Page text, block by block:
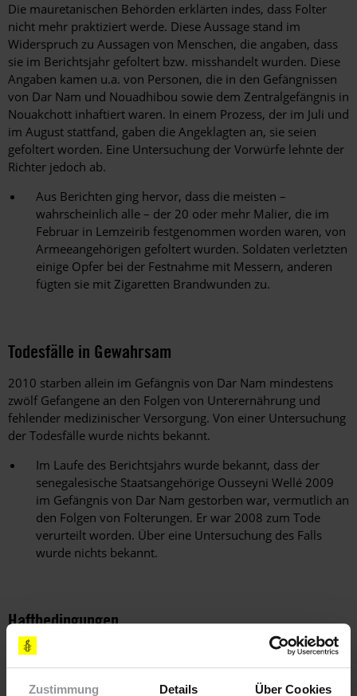
Zustimmung Details Über Cookies
Die mauretanischen Behörden erklärten indes, dass Folter
nicht mehr praktiziert werde. Diese Aussage stand im
Widerspruch zu Aussagen von Menschen, die angaben, dass
sie im Berichtsjahr gefoltert bzw. misshandelt wurden. Diese
Angaben kamen u.a. von Personen, die in den Gefängnissen
von Dar Nam und Nouadhibou sowie dem Zentralgefängnis in
Nouakchott inhaftiert waren. In einem Prozess, der im Juli und
im August stattfand, gaben die Angeklagten an, sie seien
gefoltert worden. Eine Untersuchung der Vorwürfe lehnte der
Richter jedoch ab.
Aus Berichten ging hervor, dass die meisten –
wahrscheinlich alle – der 20 oder mehr Malier, die im
Februar in Lemzeirib festgenommen worden waren, von
Armeeangehörigen gefoltert wurden. Soldaten verletzten
einige Opfer bei der Festnahme mit Messern, anderen
fügten sie mit Zigaretten Brandwunden zu.
Todesfälle in Gewahrsam
2010 starben allein im Gefängnis von Dar Nam mindestens
zwölf Gefangene an den Folgen von Unterernährung und
fehlender medizinischer Versorgung. Von einer Untersuchung
der Todesfälle wurde nichts bekannt.
Im Laufe des Berichtsjahrs wurde bekannt, dass der
senegalesische Staatsangehörige Ousseyni Wellé 2009
im Gefängnis von Dar Nam gestorben war, vermutlich an
den Folgen von Folterungen. Er war 2008 zum Tode
verurteilt worden. Über eine Untersuchung des Falls
wurde nichts bekannt.
Haftbedingungen
Nach wie vor wurden Hunderte in überfüllten Gefängnissen
festgehalten, in denen es kaum sanitäre Einrichtungen gab.
Die medizinische Betreuung war nicht adäquat und das Essen